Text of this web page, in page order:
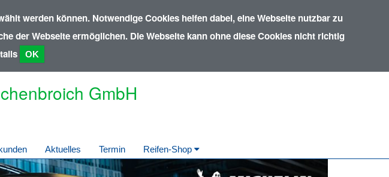
werden können. Notwendige Cookies helfen dabei, eine Webseite nutzbar zu
der Webseite ermöglichen. Die Webseite kann ohne diese Cookies nicht richtig
OK
GmbH
Aktuelles Termin Reifen-Shop